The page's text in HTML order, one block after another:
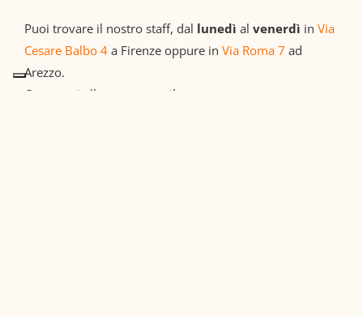
Puoi trovare il nostro staff, dal lunedì al venerdì in Via
Cesare Balbo 4a Firenze oppure in Via Roma 7 ad
Arezzo.
Contattaci alla nostra email: